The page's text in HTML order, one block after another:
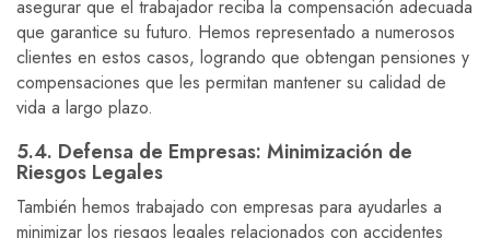
asegurar que el trabajador reciba la compensación adecuada
que garantice su futuro. Hemos representado a numerosos
clientes en estos casos, logrando que obtengan pensiones y
compensaciones que les permitan mantener su calidad de
vida a largo plazo.
5.4. Defensa de Empresas: Minimización de
Riesgos Legales
También hemos trabajado con empresas para ayudarles a
minimizar los riesgos legales relacionados con accidentes